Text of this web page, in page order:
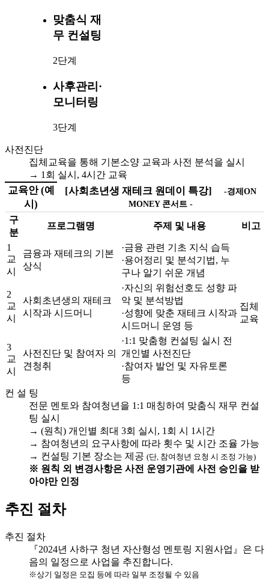
맞춤식 재
무 컨설팅
2단계
사후관리·
모니터링
3단계
사전진단
집체교육을 통해 기본소양 교육과 사전 분석을 실시
→ 1회 실시, 4시간 교육
교육안 (예
시)
[사회초년생 재테크 원데이 특강] -경제ON
MONEY 콘서트 -
구
분
프로그램명 주제 및 내용 비고
1
교
시
금융과 재테크의 기본
상식
·금융 관련 기초 지식 습득
·용어정리 및 분석기법, 누
구나 알기 쉬운 개념
집체
교육
2
교
시
사회초년생의 재테크
시작과 시드머니
·자신의 위험선호도 성향 파
악 및 분석방법
·성향에 맞춘 재테크 시작과
시드머니 운영 등
3
교
시
사전진단 및 참여자 의
견청취
·1:1 맞춤형 컨설팅 실시 전
개인별 사전진단
·참여자 발언 및 자유토론
등
컨 설 팅
전문 멘토와 참여청년을 1:1 매칭하여 맞춤식 재무 컨설
팅 실시
→ (원칙) 개인별 최대 3회 실시, 1회 시 1시간
→ 참여청년의 요구사항에 따라 횟수 및 시간 조율 가능
→ 컨설팅 기본 장소는 제공 (단, 참여청년 요청 시 조정 가능)
※ 원칙 외 변경사항은 사전 운영기관에 사전 승인을 받
아야만 인정
추진 절차
추진 절차
『2024년 사하구 청년 자산형성 멘토링 지원사업』은 다
음의 일정으로 사업을 추진합니다.
※상기 일정은 모집 등에 따라 일부 조정될 수 있음